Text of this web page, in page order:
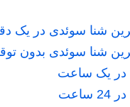
شنا سوئدی در یک
شنا سوئدی بدون
در یک ساعت